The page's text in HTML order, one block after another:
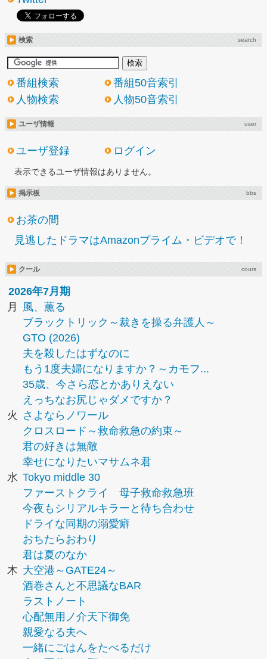
検索 search
番組検索
番組50音索引
人物検索
人物50音索引
ユーザ情報 user
ユーザ登録 ログイン
表示できるユーザ情報はありません。
掲示板 bbs
お茶の間
見逃したドラマはAmazonプライム・ビデオで！
クール cours
2026年7月期
月
風、薫る
ブラックトリック～裁きを操る弁護人～
GTO (2026)
夫を殺したはずなのに
もう1度夫婦になりますか？～カモフ...
35歳、今さら恋とかありえない
えっちなお尻じゃダメですか？
火
さよならノワール
クロスロード～救命救急の約束～
君の好きは無敵
幸せになりたいマサムネ君
水 Tokyo middle 30
ファーストクライ 母子救命救急班
今夜もシリアルキラーと待ち合わせ
ドライな同期の溺愛癖
おちたらおわり
君は夏のなか
木 大空港～GATE24～
酒巻さんと不思議なBAR
ラストノート
心配無用ノ介天下御免
親愛なる夫へ
一緒にごはんをたべるだけ